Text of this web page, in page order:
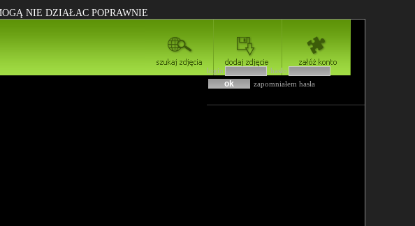
NIE DZIAŁAC POPRAWNIE
login
hasło
zapomniałem hasła